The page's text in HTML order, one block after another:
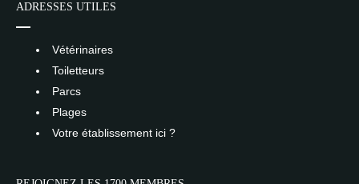
ADRESSES UTILES
Vétérinaires
Toiletteurs
Parcs
Plages
Votre établissement ici ?